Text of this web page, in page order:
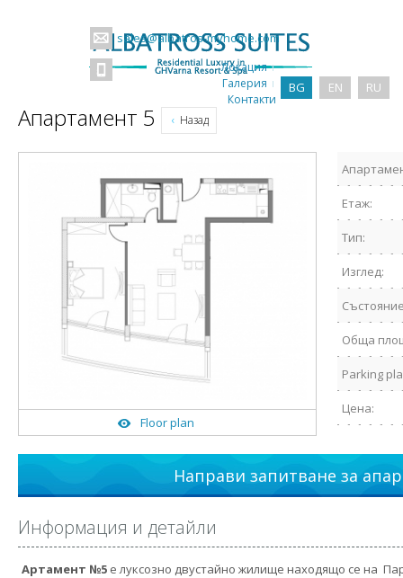
sales@albatros-myhome.com
BG EN RU
Локация
Галерия
Контакти
Апартамент 5 Назад
Floor plan
Етаж:
Тип:
Изглед:
Обща
Parking
Цена:
Направи запитване за
Информация и детайли
Артамент №5е луксозно двустайно жилище находящо се на